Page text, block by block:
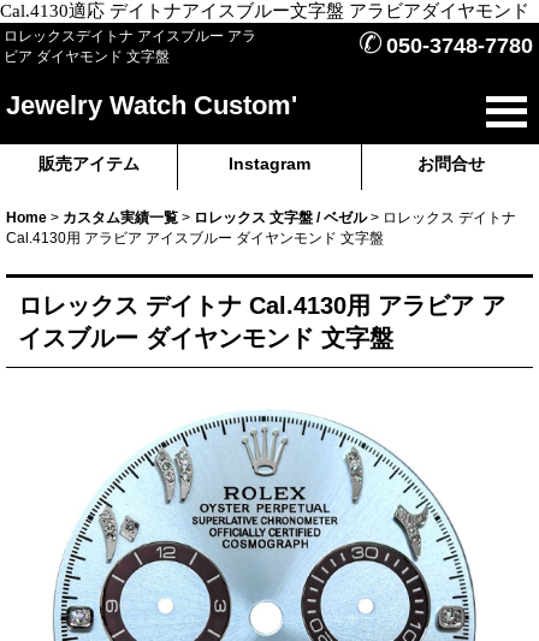
Cal.4130適応 デイトナアイスブルー文字盤 アラビアダイヤモンド
ロレックスデイトナ アイスブルー アラ
ビア ダイヤモンド 文字盤
✆ 050-3748-7780
Jewelry Watch Custom'
販売アイテム Instagram お問合せ
Home > カスタム実績一覧 > ロレックス 文字盤 / ベゼル > ロレックス デイトナ
Cal.4130用 アラビア アイスブルー ダイヤンモンド 文字盤
ロレックス デイトナ Cal.4130用 アラビア ア
イスブルー ダイヤンモンド 文字盤